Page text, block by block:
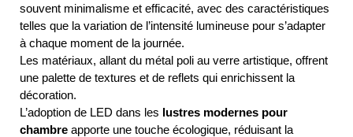
souvent minimalisme et efficacité, avec des caractéristiques
telles que la variation de l’intensité lumineuse pour s’adapter
à chaque moment de la journée.
Les matériaux, allant du métal poli au verre artistique, offrent
une palette de textures et de reflets qui enrichissent la
décoration.
L’adoption de LED dans les lustres modernes pour
chambre apporte une touche écologique, réduisant la